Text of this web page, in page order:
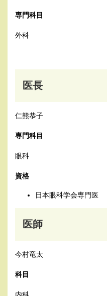
専門科目
外科
医長
仁熊恭子
専門科目
眼科
資格
日本眼科学会専門医
医師
今村竜太
科目